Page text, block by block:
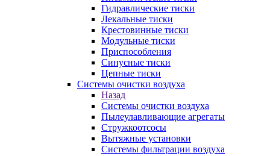
Гидравлические тиски
Лекальные тиски
Крестовинные тиски
Модульные тиски
Приспособления
Синусные тиски
Цепные тиски
Системы очистки воздуха
Назад
Системы очистки воздуха
Пылеулавливающие агрегаты
Стружкоотсосы
Вытяжные установки
Системы фильтрации воздуха